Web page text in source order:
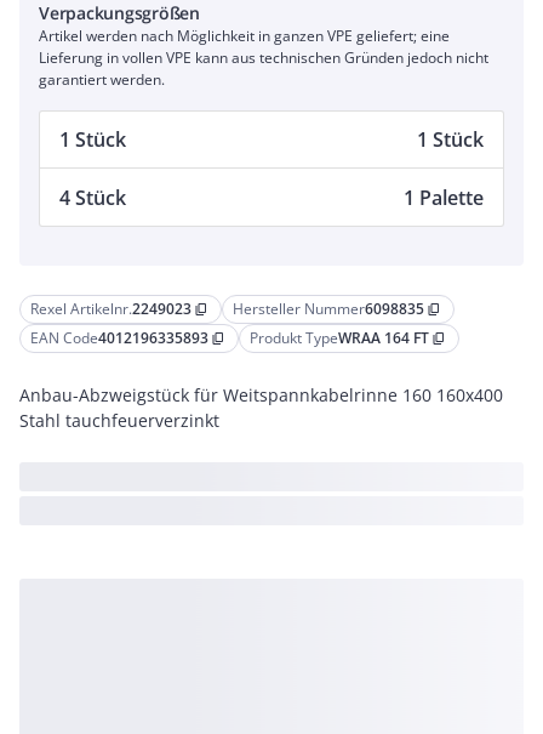
Rexel Artikelnr.2249023 content_copy Hersteller Nummer6098835 content_copy
EAN Code4012196335893 content_copy Produkt TypeWRAA 164 FT content_copy
Anbau-Abzweigstück für Weitspannkabelrinne 160 160x400
Stahl tauchfeuerverzinkt
Verpackungsgrößen
Artikel werden nach Möglichkeit in ganzen VPE geliefert; eine
Lieferung in vollen VPE kann aus technischen Gründen jedoch nicht
garantiert werden.
1 Stück 1 Stück
4 Stück 1 Palette